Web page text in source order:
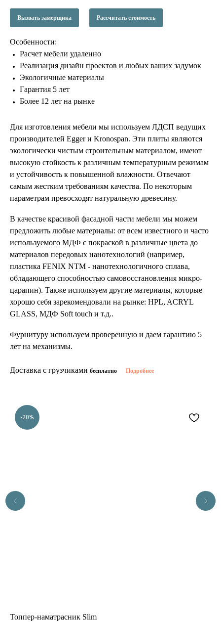
Вызвать замерщика Рассчитать стоимость
Особенности:
Расчет мебели удаленно
Реализация дизайн проектов и любых ваших задумок
Экологичные материалы
Гарантия 5 лет
Более 12 лет на рынке
Для изготовления мебели мы используем ЛДСП ведущих
производителей Egger и Kronospan. Эти плиты являются
экологически чистым строительным материалом, имеют
высокую стойкость к различным температурным режимам
и устойчивость к повышенной влажности. Отвечают
самым жестким требованиям качества. По некоторым
параметрам превосходят натуральную древесину.
В качестве красивой фасадной части мебели мы можем
предложить любые материалы: от всем известного и часто
используемого МДФ с покраской в различные цвета до
материалов передовых нанотехнологий (например,
пластика FENIX NTM - нанотехнологичного сплава,
обладающего способностью самовосстановления микро-
царапин). Также используем другие материалы, которые
хорошо себя зарекомендовали на рынке: HPL, ACRYL
GLASS, МДФ Soft touch и т.д..
Фурнитуру используем проверенную и даем гарантию 5
лет на механизмы.
Доставка с грузчиками бесплатно Подробнее
-20%
Топпер-наматрасник Slim